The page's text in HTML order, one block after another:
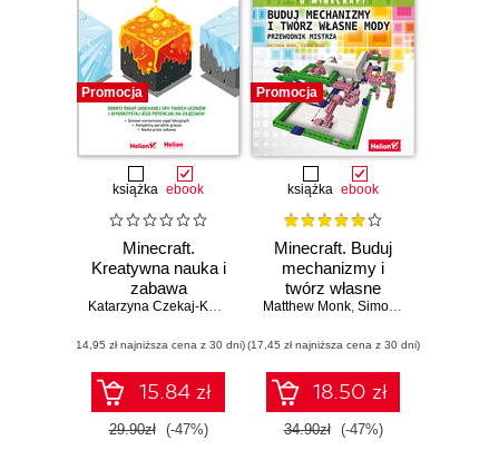
Promocja
książka ebook
Minecraft.
Kreatywna nauka i
zabawa
Katarzyna Czekaj-Kotynia Bartosz Danowski
(14,95 zł najniższa cena z 30 dni)
15.84 zł
29.90zł (-47%)
Promocja
książka ebook
Minecraft. Buduj
mechanizmy i
twórz własne
mody. Przewodnik
Matthew Monk, Simon Monk
(17,45 zł najniższa cena z 30 dni)
18.50 zł
34.90zł (-47%)